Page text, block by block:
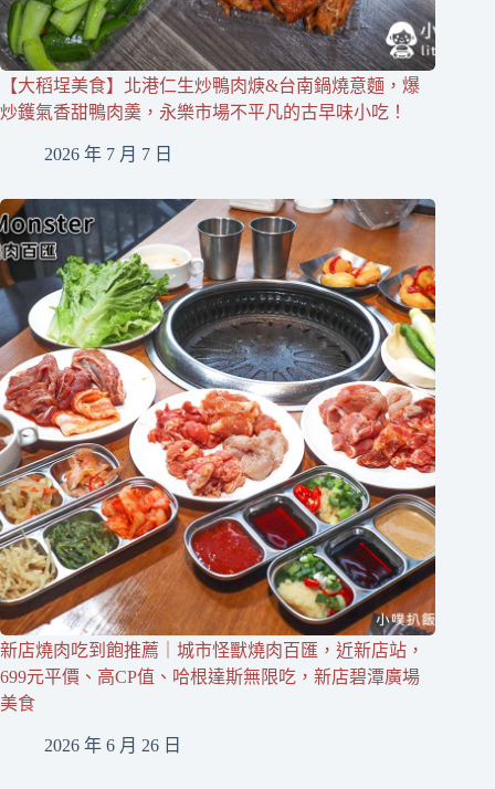
【大稻埕美食】北港仁生炒鴨肉焿&台南鍋燒意麵，爆
炒鑊氣香甜鴨肉羮，永樂市場不平凡的古早味小吃！
2026 年 7 月 7 日
新店燒肉吃到飽推薦｜城市怪獸燒肉百匯，近新店站，
699元平價、高CP值、哈根達斯無限吃，新店碧潭廣場
美食
2026 年 6 月 26 日